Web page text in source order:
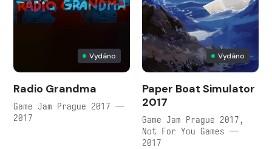
Vydáno
Radio Grandma
Game Jam Prague 2017 —
2017
Vydáno
Paper Boat Simulator
2017
Game Jam Prague 2017,
Not For You Games —
2017